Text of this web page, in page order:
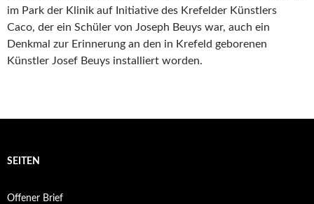
im Park der Klinik auf Initiative des Krefelder Künstlers
Caco, der ein Schüler von Joseph Beuys war, auch ein
Denkmal zur Erinnerung an den in Krefeld geborenen
Künstler Josef Beuys installiert worden.
SEITEN
Offener Brief